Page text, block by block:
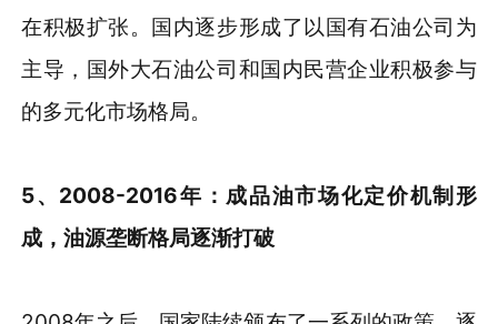
在积极扩张。国内逐步形成了以国有石油公司为
主导，国外大石油公司和国内民营企业积极参与
的多元化市场格局。
5、2008-2016年：成品油市场化定价机制形
成，油源垄断格局逐渐打破